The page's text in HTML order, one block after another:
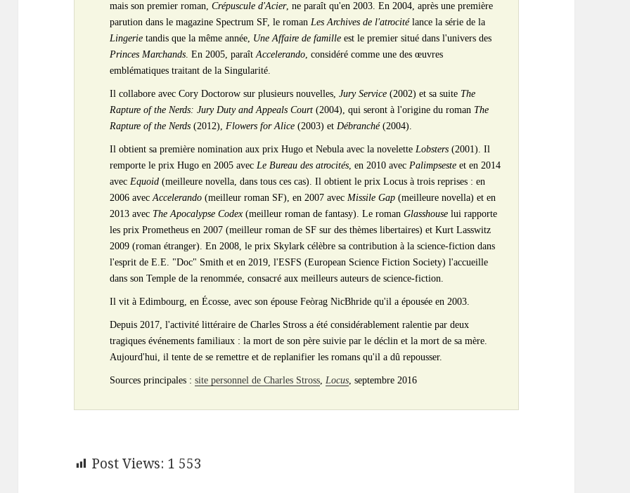
mais son premier roman,Crépuscule d'Acier, ne paraît qu'en 2003. En 2004, après une première
parution dans le magazine Spectrum SF, le romanLes Archives de l'atrocitélance la série de la
Lingerie tandis que la même année, Une Affaire de famille est le premier situé dans l'univers des
Princes Marchands. En 2005, paraîtAccelerando, considéré comme une des œuvres
emblématiques traitant de la Singularité.
Il collabore avec Cory Doctorow sur plusieurs nouvelles,Jury Service (2002) et sa suite The
Rapture of the Nerds: Jury Duty and Appeals Court (2004), qui seront à l'origine du roman The
Rapture of the Nerds (2012),Flowers for Alice (2003) etDébranché(2004).
Il obtient sa première nomination aux prix Hugo et Nebula avec la noveletteLobsters (2001). Il
remporte le prix Hugo en 2005 avecLe Bureau des atrocités, en 2010 avecPalimpseste et en 2014
avecEquoid (meilleure novella, dans tous ces cas). Il obtient le prix Locus à trois reprises : en
2006 avecAccelerando (meilleur roman SF), en 2007 avecMissile Gap (meilleure novella) et en
2013 avec The Apocalypse Codex (meilleur roman de fantasy). Le romanGlasshouse lui rapporte
les prix Prometheus en 2007 (meilleur roman de SF sur des thèmes libertaires) et Kurt Lasswitz
2009 (roman étranger). En 2008, le prix Skylark célèbre sa contribution à la science-fiction dans
l'esprit de E.E. "Doc" Smith et en 2019, l'ESFS (European Science Fiction Society) l'accueille
dans son Temple de la renommée, consacré aux meilleurs auteurs de science-fiction.
Il vit à Edimbourg, en Écosse, avec son épouse Feòrag NicBhride qu'il a épousée en 2003.
Depuis 2017, l'activité littéraire de Charles Stross a été considérablement ralentie par deux
tragiques événements familiaux : la mort de son père suivie par le déclin et la mort de sa mère.
Aujourd'hui, il tente de se remettre et de replanifier les romans qu'il a dû repousser.
Sources principales :site personnel de Charles Stross,Locus, septembre 2016
Post Views: 1 553